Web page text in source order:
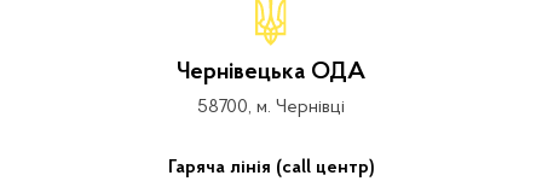
Чернівецька ОДА
58700, м. Чернівці
Гаряча лінія (call центр)